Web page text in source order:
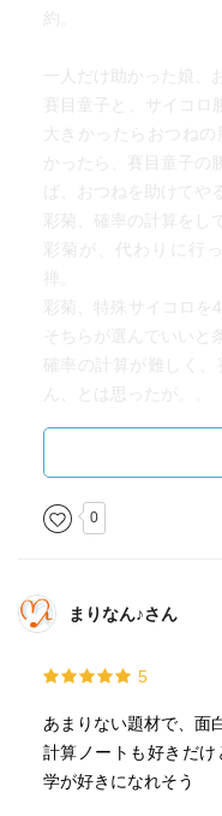
約。
一人だけ助かった娘、
賽目童子と、サイコ
大きかったらおつね
かったら、賽目童子の
ば、おつねを助けてや
彩菊、確率の計算をし
彩菊が、代わりに行
禅。
彩菊、特殊サイコロ
そちらが選んでいいと
確率の計算が難しく
ん、とは思ったが。。
畳の間。
『赤い離れ』
牛敷大火で亡くなった
白と黒に分ける。
トの形が曲者。
0
まりなん♪さん
5
あまりない題材で、面
計算ノートも好きだ
学が好きになれそう